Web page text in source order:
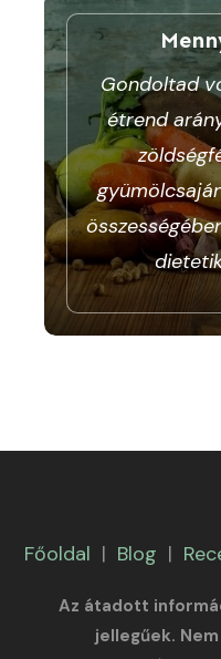
Gondoltad
étrend
Főoldal | Blog |
Az átadott
jellegűek.